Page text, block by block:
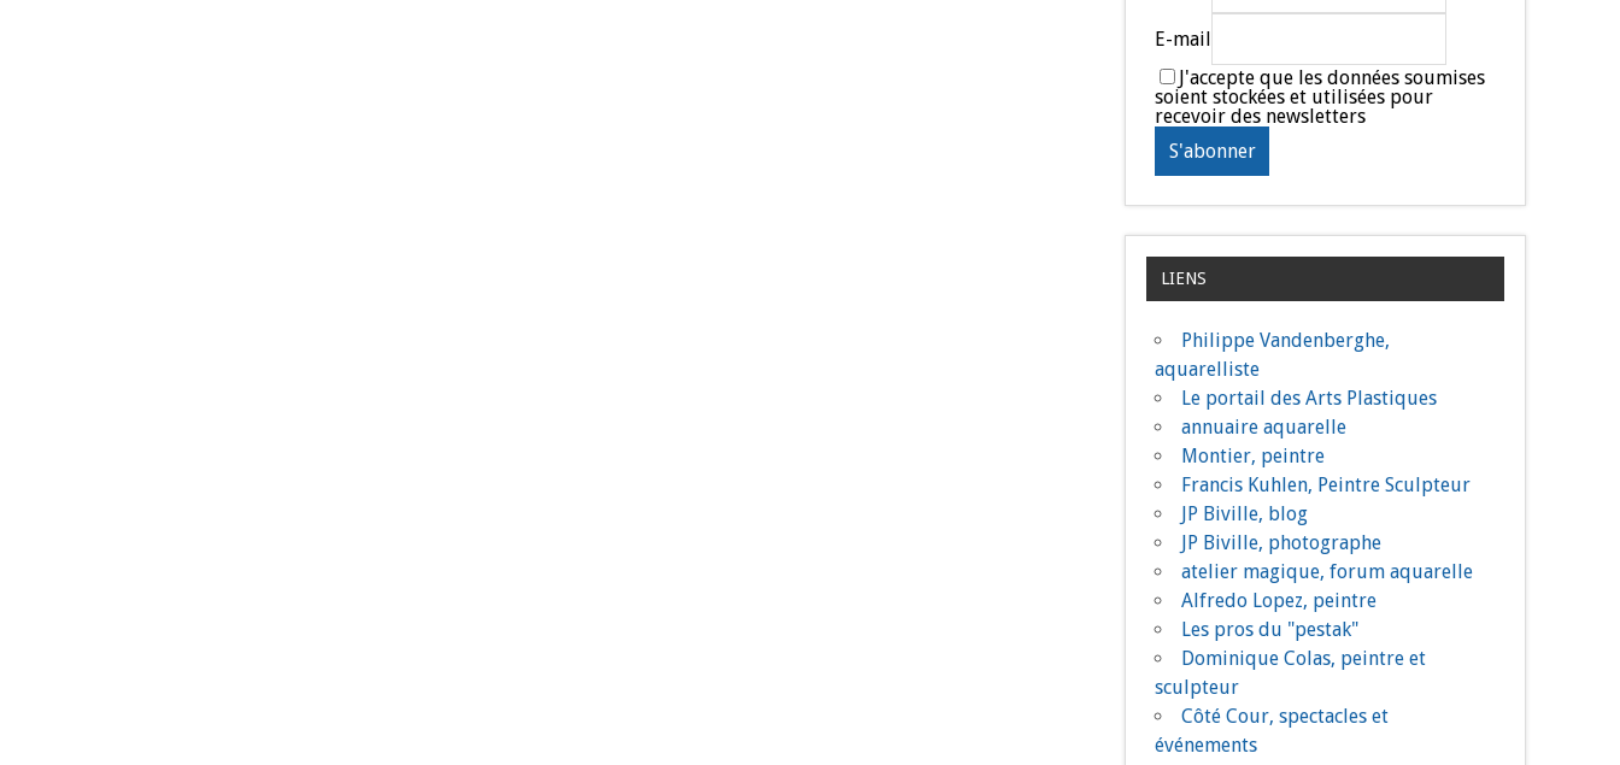
E-mail
J'accepte que les données soumises
soient stockées et utilisées pour
recevoir des newsletters
LIENS
Philippe Vandenberghe,
aquarelliste
Le portail des Arts Plastiques
annuaire aquarelle
Montier, peintre
Francis Kuhlen, Peintre Sculpteur
JP Biville, blog
JP Biville, photographe
atelier magique, forum aquarelle
Alfredo Lopez, peintre
Les pros du "pestak"
Dominique Colas, peintre et
sculpteur
Côté Cour, spectacles et
événements